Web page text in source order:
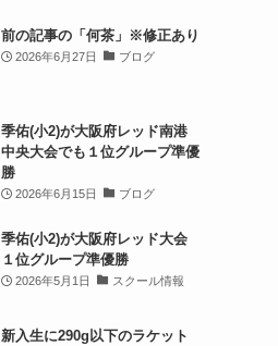
前の記事の「何茶」※修正あり
2026年6月27日 ブログ
季佑(小2)が大阪府レッド南港
中央大会でも１位グループ準優
勝
2026年6月15日 ブログ
季佑(小2)が大阪府レッド大会
１位グループ準優勝
2026年5月1日 スクール情報
新入生に290g以下のラケット